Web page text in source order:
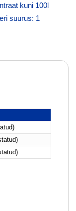
kuni 100l
suurus: 1